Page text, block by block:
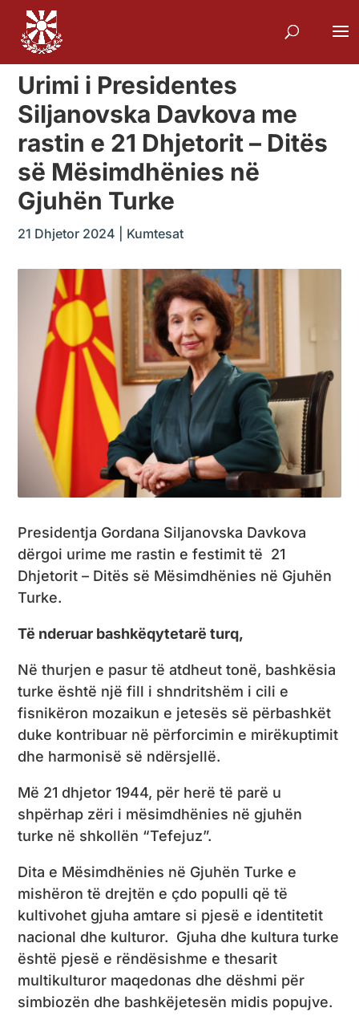
Urimi i Presidentes
Siljanovska Davkova me
rastin e 21 Dhjetorit – Ditës
së Mësimdhënies në
Gjuhën Turke
21 Dhjetor 2024 Kumtesat
Presidentja Gordana Siljanovska Davkova
dërgoi urime me rastin e festimit të 21
Dhjetorit – Ditës së Mësimdhënies në Gjuhën
Turke.
Të nderuar bashkëqytetarë turq,
Në thurjen e pasur të atdheut tonë, bashkësia
turke është një fill i shndritshëm i cili e
fisnikëron mozaikun e jetesës së përbashkët
duke kontribuar në përforcimin e mirëkuptimit
dhe harmonisë së ndërsjellë.
Më 21 dhjetor 1944, për herë të parë u
shpërhap zëri i mësimdhënies në gjuhën
turke në shkollën “Tefejuz”.
Dita e Mësimdhënies në Gjuhën Turke e
mishëron të drejtën e çdo populli që të
kultivohet gjuha amtare si pjesë e identitetit
nacional dhe kulturor. Gjuha dhe kultura turke
është pjesë e rëndësishme e thesarit
multikulturor maqedonas dhe dëshmi për
simbiozën dhe bashkëjetesën midis popujve.